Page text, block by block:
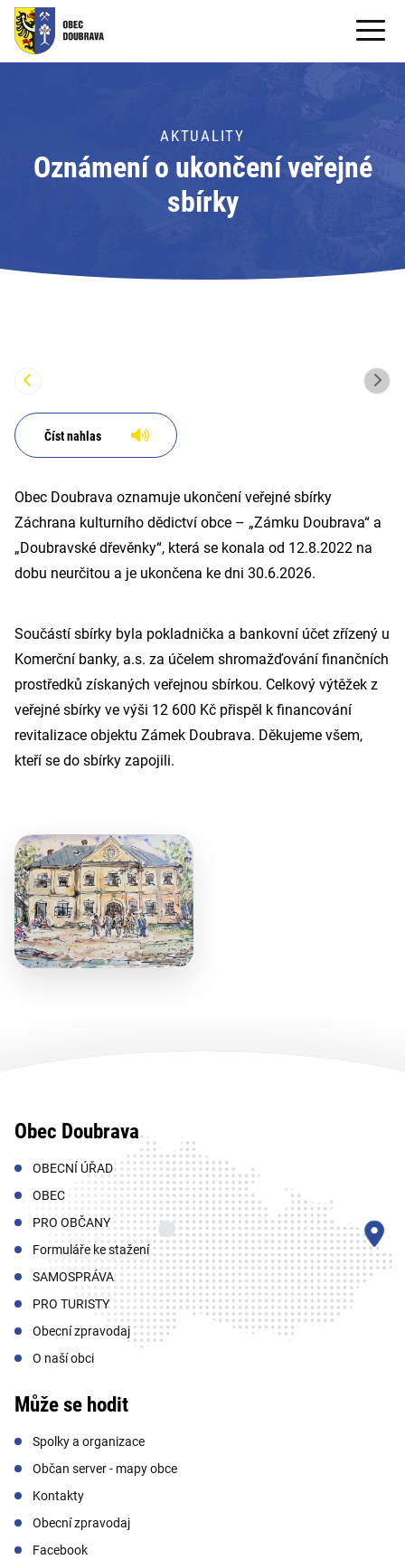
OBECNÍ ÚŘAD
PRO OBČANY
Formuláře ke stažení
PRO TURISTY
AKTUALITY
Oznámení o ukončení veřejné
sbírky
Číst nahlas
Obec Doubrava oznamuje ukončení veřejné sbírky
Záchrana kulturního dědictví obce – „Zámku Doubrava“ a
„Doubravské dřevěnky“, která se konala od 12.8.2022 na
dobu neurčitou a je ukončena ke dni 30.6.2026.
Součástí sbírky byla pokladnička a bankovní účet zřízený u
Komerční banky, a.s. za účelem shromažďování finančních
prostředků získaných veřejnou sbírkou. Celkový výtěžek z
veřejné sbírky ve výši 12 600 Kč přispěl k financování
revitalizace objektu Zámek Doubrava. Děkujeme všem,
kteří se do sbírky zapojili.
Obec Doubrava
OBECNÍ ÚŘAD
OBEC
PRO OBČANY
Formuláře ke stažení
SAMOSPRÁVA
PRO TURISTY
Obecní zpravodaj
O naší obci
Může se hodit
Spolky a organizace
Občan server - mapy obce
Kontakty
Obecní zpravodaj
Facebook